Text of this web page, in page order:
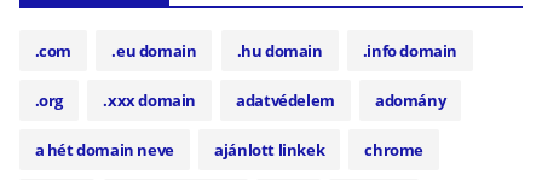
.com .eu domain .hu domain .info domain
.org .xxx domain adatvédelem adomány
a hét domain neve ajánlott linkek chrome